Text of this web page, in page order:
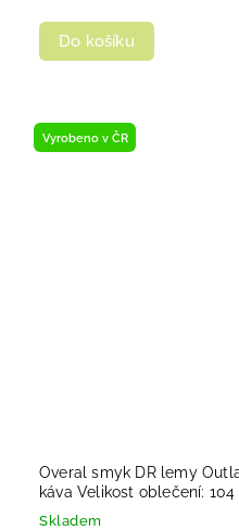
Do košíku
Vyrobeno v ČR
Overal smyk DR lemy
káva Velikost oblečení: 104
Skladem